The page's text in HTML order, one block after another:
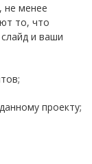
не менее
то, что
и ваши
проекту;